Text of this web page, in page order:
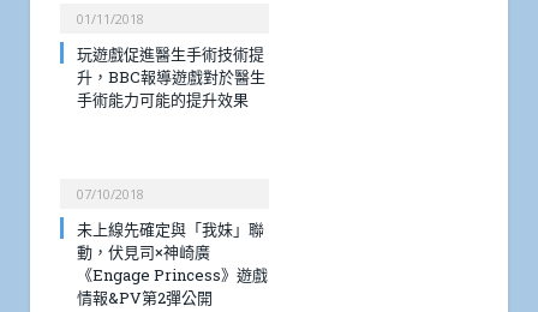
01/11/2018
玩遊戲促進醫生手術技術提
升，BBC報導遊戲對於醫生
手術能力可能的提升效果
07/10/2018
未上線先確定與「我妹」聯
動，伏見司×神崎廣
《Engage Princess》遊戲
情報&PV第2彈公開